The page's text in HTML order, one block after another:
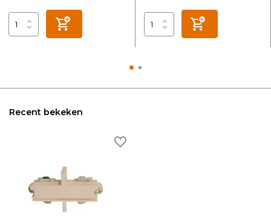
Recent bekeken